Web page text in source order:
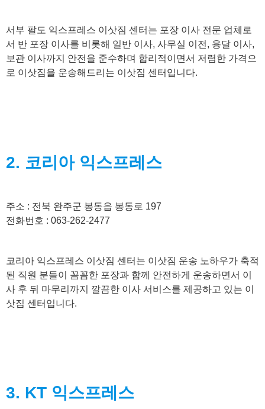
서부 팔도 익스프레스 이삿짐 센터는 포장 이사 전문 업체로
서 반 포장 이사를 비롯해 일반 이사, 사무실 이전, 용달 이사,
보관 이사까지 안전을 준수하며 합리적이면서 저렴한 가격으
로 이삿짐을 운송해드리는 이삿짐 센터입니다.
2. 코리아 익스프레스
주소 : 전북 완주군 봉동읍 봉동로 197
전화번호 : 063-262-2477
코리아 익스프레스 이삿짐 센터는 이삿짐 운송 노하우가 축적
된 직원 분들이 꼼꼼한 포장과 함께 안전하게 운송하면서 이
사 후 뒤 마무리까지 깔끔한 이사 서비스를 제공하고 있는 이
삿짐 센터입니다.
3. KT 익스프레스